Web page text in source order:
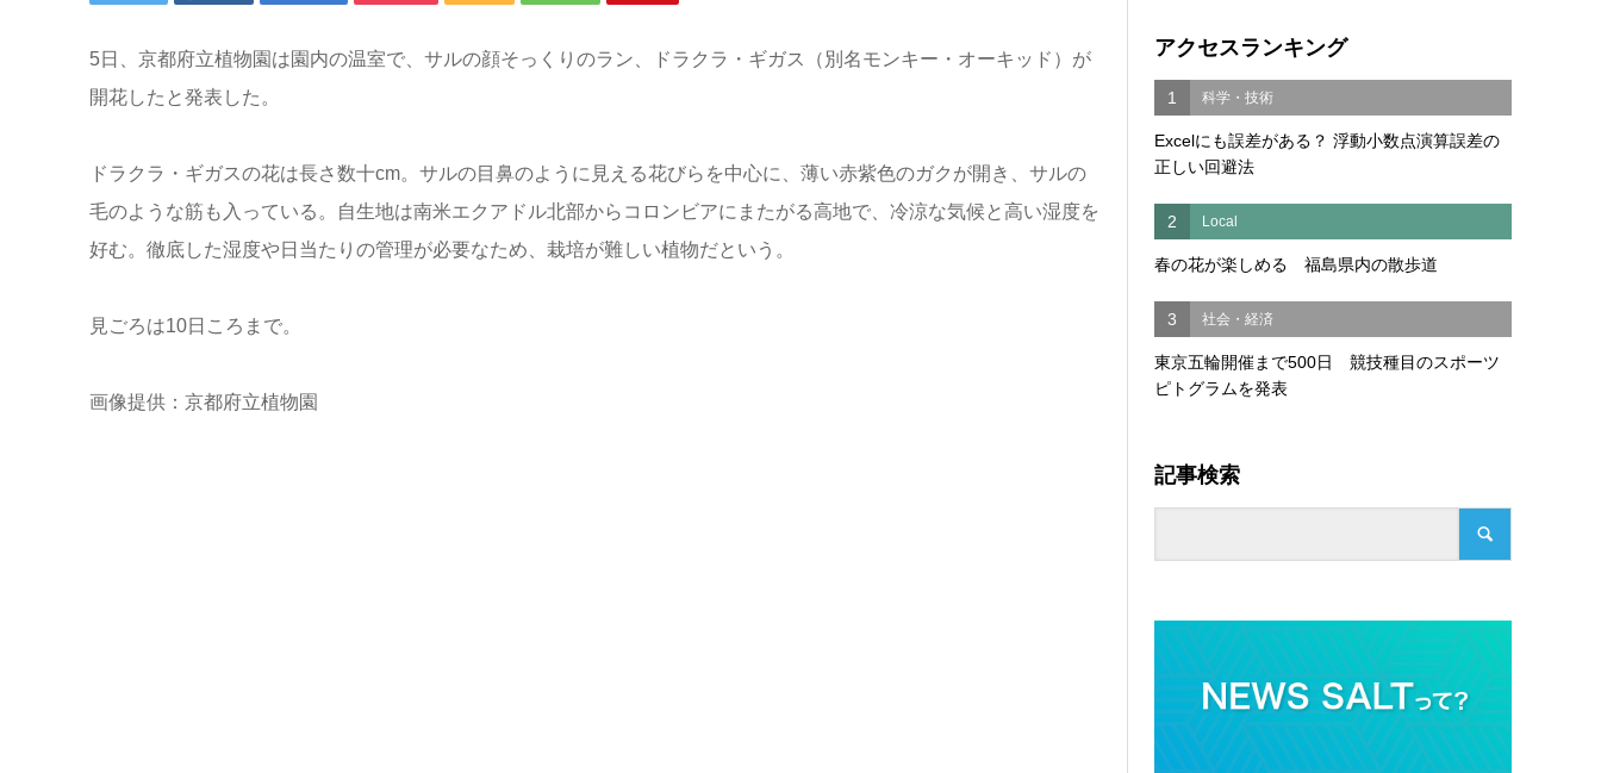
5日、京都府立植物園は園内の温室で、サルの顔そっくりのラン、ドラクラ・ギガス（別名モンキー・オーキッド）が
開花したと発表した。
ドラクラ・ギガスの花は長さ数十cm。サルの目鼻のように見える花びらを中心に、薄い赤紫色のガクが開き、サルの
毛のような筋も入っている。自生地は南米エクアドル北部からコロンビアにまたがる高地で、冷涼な気候と高い湿度を
好む。徹底した湿度や日当たりの管理が必要なため、栽培が難しい植物だという。
見ごろは10日ころまで。
画像提供：京都府立植物園
アクセスランキング
1 科学・技術
Excelにも誤差がある？ 浮動小数点演算誤差の
正しい回避法
2 Local
春の花が楽しめる 福島県内の散歩道
3 社会・経済
東京五輪開催まで500日 競技種目のスポーツ
ピトグラムを発表
記事検索